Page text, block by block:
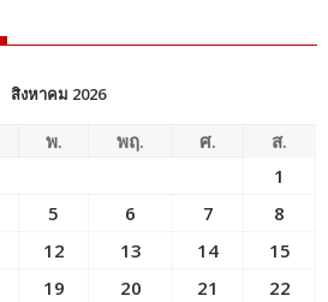
สิงหาคม 2026
พ. พฤ. ศ.
ส.
1
5 6 7
8
12 13 14
15
19 20 21
22